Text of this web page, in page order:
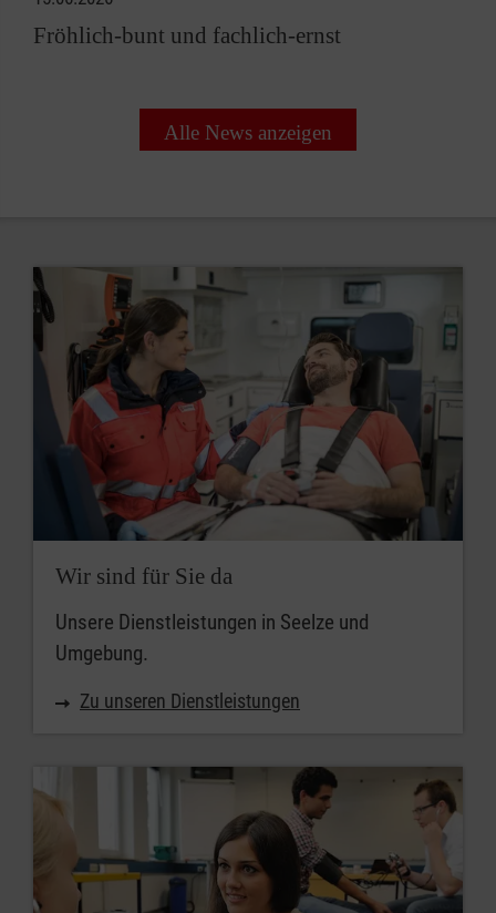
Fröhlich-bunt und fachlich-ernst
Alle News anzeigen
Wir sind für Sie da
Unsere Dienstleistungen in Seelze und
Umgebung.
Zu unseren Dienstleistungen